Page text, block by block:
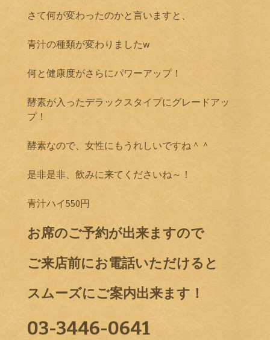
さて何が変わったのかと言いますと、
青汁の種類が変わりましたw
何と健康度がさらにパワーアップ！
酵素が入ったデラックスタイプにグレードアッ
プ！
酵素なので、女性にもうれしいですね＾＾
是非是非、飲みに来てくださいね～！
青汁ハイ550円
お席のご予約が出来ますので
ご来店前にお電話いただけると
スムーズにご案内出来ます！
03-3446-0641